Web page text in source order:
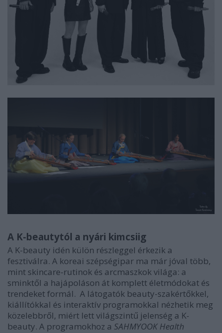
A K-beautytól a nyári kimcsiig
A K-beauty idén külön részleggel érkezik a
fesztiválra. A koreai szépségipar ma már jóval több,
mint skincare-rutinok és arcmaszkok világa: a
sminktől a hajápoláson át komplett életmódokat és
trendeket formál. A látogatók beauty-szakértőkkel,
kiállítókkal és interaktív programokkal nézhetik meg
közelebbről, miért lett világszintű jelenség a K-
beauty. A programokhoz a SAHMYOOK Health